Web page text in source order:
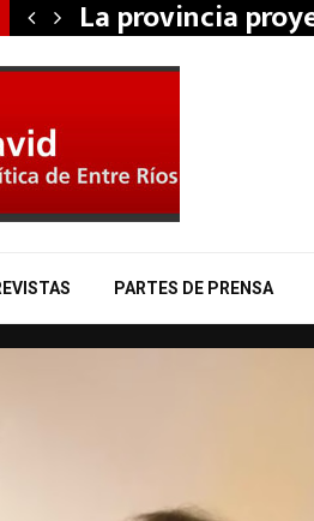
La provincia
PARTES DE PRENSA